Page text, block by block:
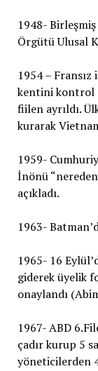
1948-
Örgütü Ulusal
1954 –
kentini kontrol
fiilen ayrıldı.
kurarak
1959-
İnönü
açıkladı.
1963-
1965- 16
giderek üyelik
onaylandı
1967- ABD
çadır kurup 5
yöneticilerden